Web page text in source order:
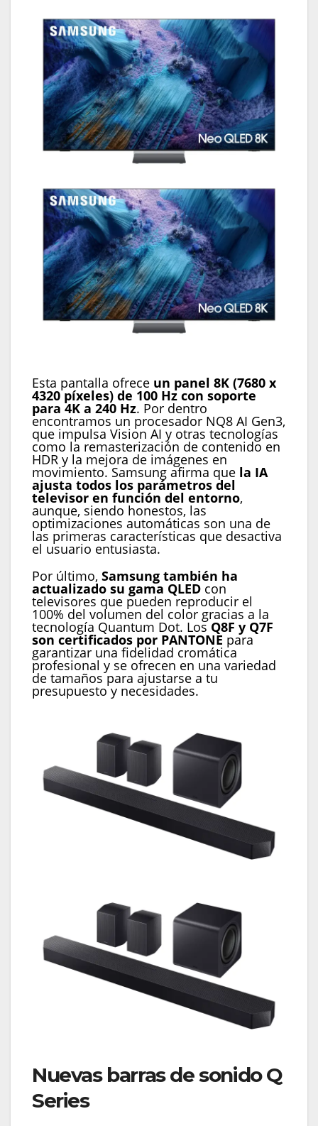
Esta pantalla ofrece un panel 8K (7680 x
4320 píxeles) de 100 Hz con soporte
para 4K a 240 Hz. Por dentro
encontramos un procesador NQ8 AI Gen3,
que impulsa Vision AI y otras tecnologías
como la remasterización de contenido en
HDR y la mejora de imágenes en
movimiento. Samsung afirma que la IA
ajusta todos los parámetros del
televisor en función del entorno,
aunque, siendo honestos, las
optimizaciones automáticas son una de
las primeras características que desactiva
el usuario entusiasta.
Por último, Samsung también ha
actualizado su gama QLED con
televisores que pueden reproducir el
100% del volumen del color gracias a la
tecnología Quantum Dot. Los Q8F y Q7F
son certificados por PANTONE para
garantizar una fidelidad cromática
profesional y se ofrecen en una variedad
de tamaños para ajustarse a tu
presupuesto y necesidades.
Nuevas barras de sonido Q
Series